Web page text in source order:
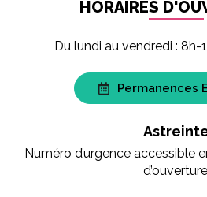
HORAIRES
Du lundi au vendredi : 8h-
Permanences
Numéro d’urgence accessible